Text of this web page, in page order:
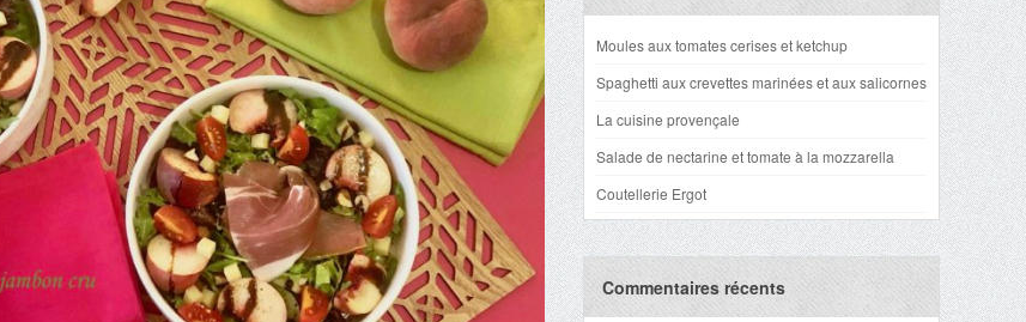
Moules aux tomates cerises et ketchup
Spaghetti aux crevettes marinées et aux salicornes
La cuisine provençale
Salade de nectarine et tomate à la mozzarella
Coutellerie Ergot
Commentaires récents